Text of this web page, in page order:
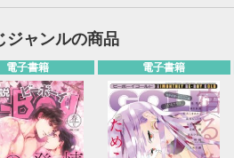
ジャンルの商品
電子書籍 電子書籍
9月
TUE WED THU FRI SAT
1 2 3 4
5
SUN